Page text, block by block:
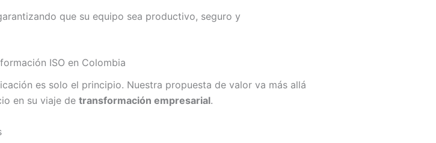
que su equipo sea productivo, seguro y
ISO en Colombia
es solo el principio. Nuestra propuesta de valor va más allá
en su viaje de transformación empresarial.